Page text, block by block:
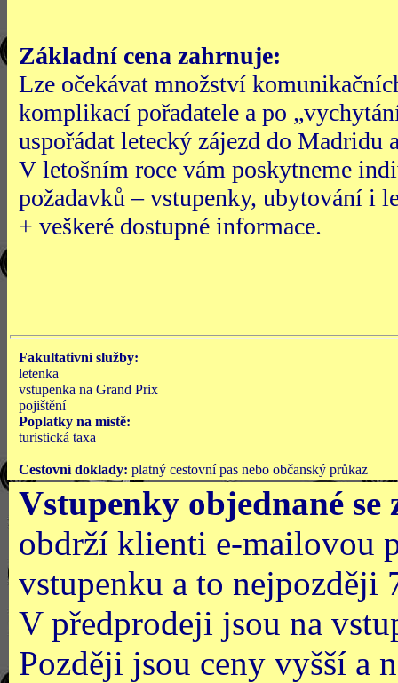
Základní cena zahrnuje:
Lze očekávat množství
komplikací pořadatele a po
uspořádat letecký zájezd do Madridu
V letošním roce vám poskytneme
požadavků – vstupenky, ubytování i
+ veškeré dostupné informace.
Fakultativní služby:
letenka
vstupenka na Grand Prix
pojištění
Poplatky na místě:
turistická taxa
Cestovní doklady: platný cestovní pas nebo občanský průkaz
Vstupenky objednané se
obdrží klienti e-mailovou
vstupenku a to nejpozději
V předprodeji jsou na
Později jsou ceny vyšší a